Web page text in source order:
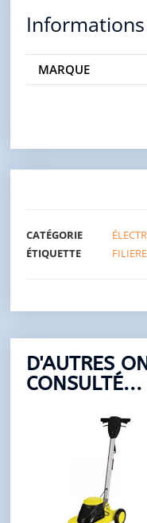
MARQUE
CATÉGORIE
ÉTIQUETTE
D'AUTRES
CONSULTÉ...